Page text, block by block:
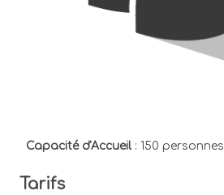
Capacité d'Accueil : 150 personnes
Tarifs